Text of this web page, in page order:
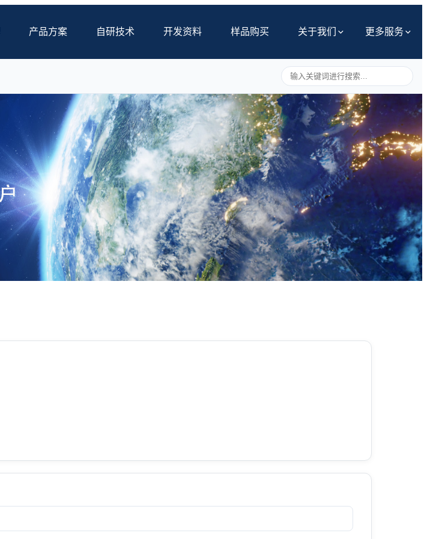
产品方案 自研技术 开发资料 样品购买 关于我们 更多服务